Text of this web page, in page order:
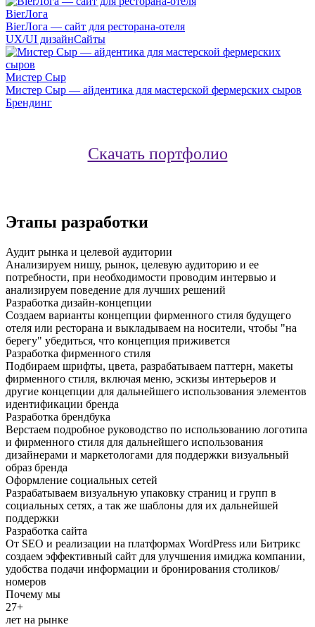
BierЛога
BierЛога — сайт для ресторана-отеля
UX/UI дизайнСайты
Мистер Сыр
Мистер Сыр — айдентика для мастерской фермерских сыров
Брендинг
Скачать портфолио
Этапы разработки
Аудит рынка и целевой аудитории
Анализируем нишу, рынок, целевую аудиторию и ее
потребности, при необходимости проводим интервью и
анализируем поведение для лучших решений
Разработка дизайн-концепции
Создаем варианты концепции фирменного стиля будущего
отеля или ресторана и выкладываем на носители, чтобы "на
берегу" убедиться, что концепция приживется
Разработка фирменного стиля
Подбираем шрифты, цвета, разрабатываем паттерн, макеты
фирменного стиля, включая меню, эскизы интерьеров и
другие концепции для дальнейшего использования элементов
идентификации бренда
Разработка брендбука
Верстаем подробное руководство по использованию логотипа
и фирменного стиля для дальнейшего использования
дизайнерами и маркетологами для поддержки визуальный
образ бренда
Оформление социальных сетей
Разрабатываем визуальную упаковку страниц и групп в
социальных сетях, а так же шаблоны для их дальнейшей
поддержки
Разработка сайта
От SEO и реализации на платформах WordPress или Битрикс
создаем эффективный сайт для улучшения имиджа компании,
удобства подачи информации и бронирования столиков/
номеров
Почему мы
27+
лет на рынке